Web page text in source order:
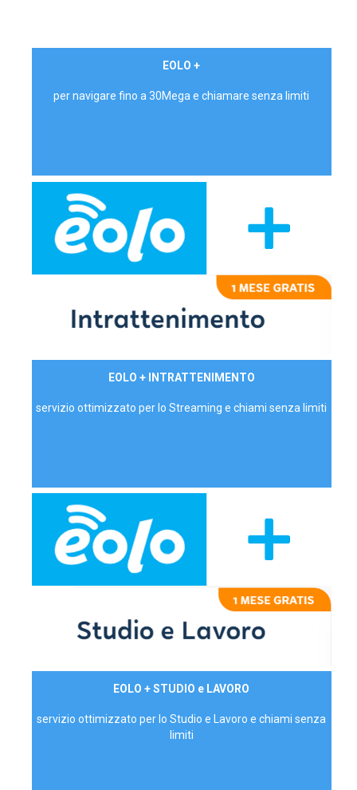
EOLO +
per navigare fino a 30Mega e chiamare senza limiti
EOLO + INTRATTENIMENTO
servizio ottimizzato per lo Streaming e chiami senza limiti
EOLO + STUDIO e LAVORO
servizio ottimizzato per lo Studio e Lavoro e chiami senza
limiti